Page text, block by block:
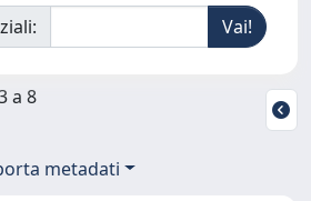
a 8
metadati